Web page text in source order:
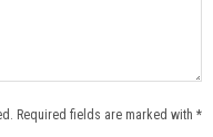
Required fields are marked with *